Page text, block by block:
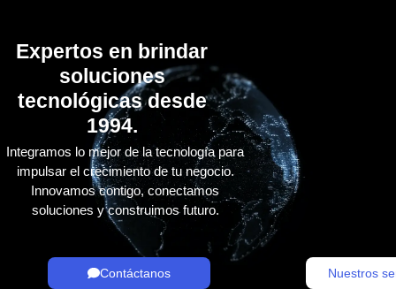
Expertos en brindar
soluciones
tecnológicas desde
1994.
Integramos lo mejor de la tecnología para
impulsar el crecimiento de tu negocio.
Innovamos contigo, conectamos
soluciones y construimos futuro.
Contáctanos Nuestros